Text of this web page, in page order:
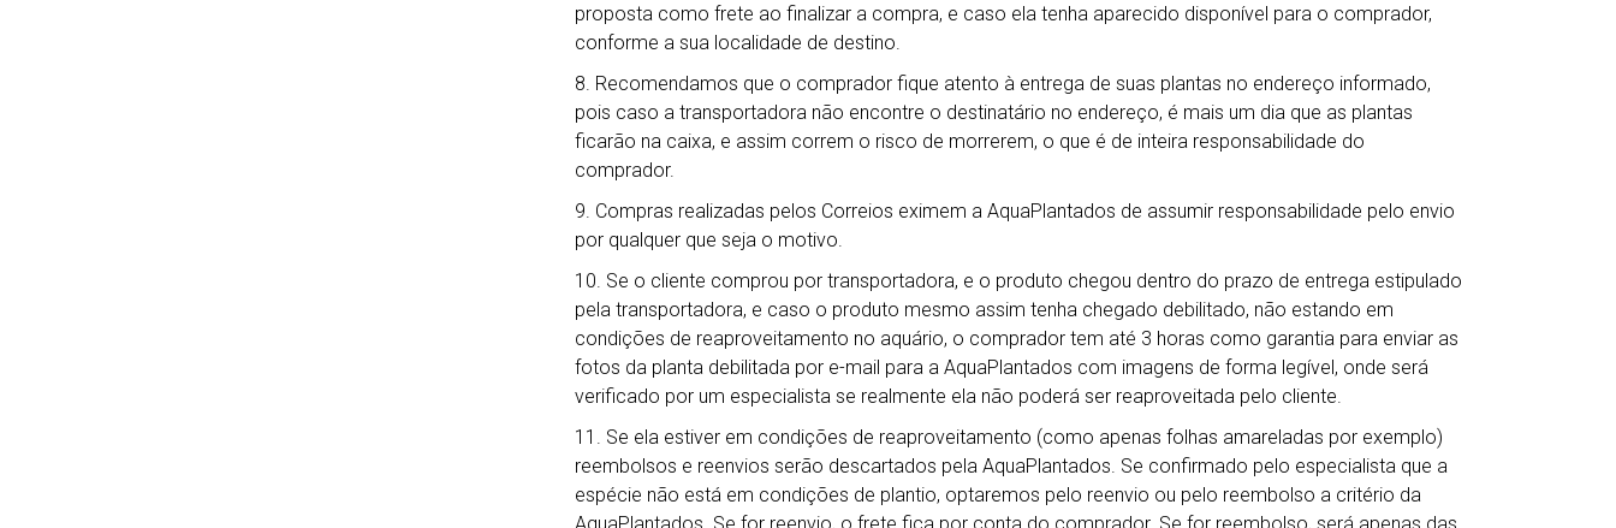
proposta como frete ao finalizar a compra, e caso ela tenha aparecido disponível para o comprador,
conforme a sua localidade de destino.
8. Recomendamos que o comprador fique atento à entrega de suas plantas no endereço informado,
pois caso a transportadora não encontre o destinatário no endereço, é mais um dia que as plantas
ficarão na caixa, e assim correm o risco de morrerem, o que é de inteira responsabilidade do
comprador.
9. Compras realizadas pelos Correios eximem a AquaPlantados de assumir responsabilidade pelo envio
por qualquer que seja o motivo.
10. Se o cliente comprou por transportadora, e o produto chegou dentro do prazo de entrega estipulado
pela transportadora, e caso o produto mesmo assim tenha chegado debilitado, não estando em
condições de reaproveitamento no aquário, o comprador tem até 3 horas como garantia para enviar as
fotos da planta debilitada por e-mail para a AquaPlantados com imagens de forma legível, onde será
verificado por um especialista se realmente ela não poderá ser reaproveitada pelo cliente.
11. Se ela estiver em condições de reaproveitamento (como apenas folhas amareladas por exemplo)
reembolsos e reenvios serão descartados pela AquaPlantados. Se confirmado pelo especialista que a
espécie não está em condições de plantio, optaremos pelo reenvio ou pelo reembolso a critério da
AquaPlantados. Se for reenvio, o frete fica por conta do comprador. Se for reembolso, será apenas das